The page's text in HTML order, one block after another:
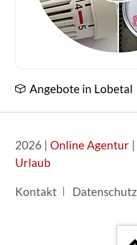
Angebote in Lobetal
2026 | Online Agentur|
Urlaub
Navigation
Kontakt Datenschutz